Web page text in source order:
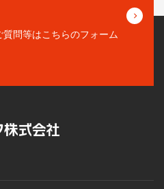
質問等はこちらのフォーム